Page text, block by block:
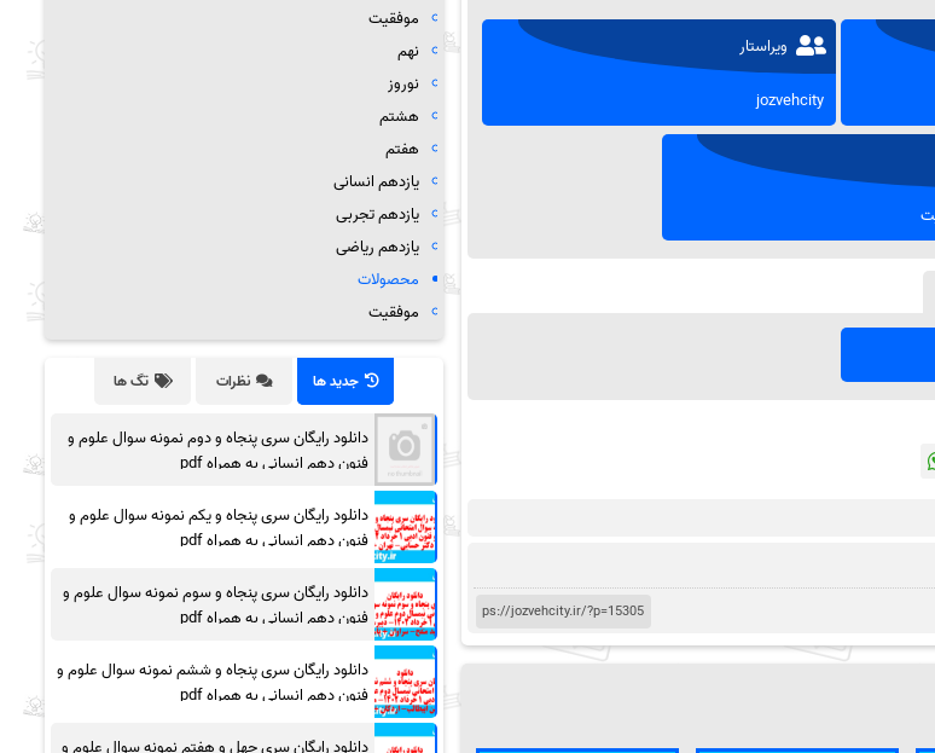
ویراستار
jozvehcity
موفقیت
نهم
نوروز
هشتم
هفتم
یازدهم انسانی
یازدهم تجربی
یازدهم ریاضی
محصولات
موفقیت
جدید ها نظرات تگ ها
دانلود رایگان سری پنجاه و دوم نمونه سوال علوم و
فنون دهم انسانی به همراه pdf
دانلود رایگان سری پنجاه و یکم نمونه سوال علوم و
فنون دهم انسانی به همراه pdf
دانلود رایگان سری پنجاه و سوم نمونه سوال علوم و
فنون دهم انسانی به همراه pdf
دانلود رایگان سری پنجاه و ششم نمونه سوال علوم و
فنون دهم انسانی به همراه pdf
دانلود رایگان سری چهل و هفتم نمونه سوال علوم و